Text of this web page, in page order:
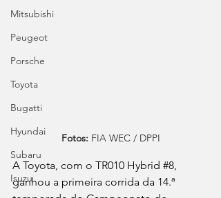
Mitsubishi
Peugeot
Porsche
Toyota
Bugatti
Hyundai
Subaru
Isuzu
Fotos: FIA WEC / DPPI
A Toyota, com o TR010 Hybrid #8,
ganhou a primeira corrida da 14.ª